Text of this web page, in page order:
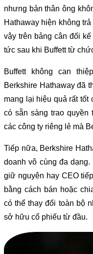
nhưng bản thân ông
Hathaway hiện không
vậy trên bảng cân đối
tức sau khi Buffett từ
Buffett không can
Berkshire Hathaway đã
mang lại hiệu quả rất tốt
có sẵn sàng trao
các công ty riêng lẻ mà
Tiếp nữa, Berkshire
doanh vô cùng đa
giữ nguyên hay CEO
bằng cách bán hoặc
có thể thay đổi toàn bộ
sở hữu cổ phiếu từ đầu.